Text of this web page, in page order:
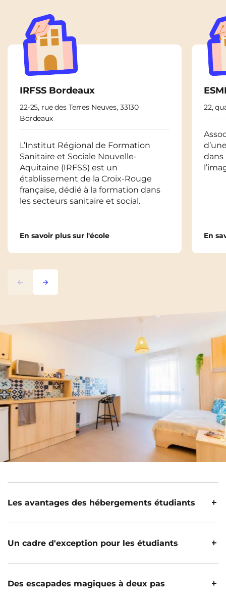
PrécédentSuivant
IRFSS Bordeaux
22-25, rue des Terres Neuves, 33130
Bordeaux
​L’Institut Régional de Formation
Sanitaire et Sociale Nouvelle-
Aquitaine (IRFSS) est un
établissement de la Croix-Rouge
française, dédié à la formation dans
les secteurs sanitaire et social.​
En savoir plus sur l'école
22,
dans
En
Les avantages des hébergements étudiants
Les avantages clés des
Un cadre d'exception pour les étudiants
Bordeaux, une cité aux
Des escapades magiques à deux pas